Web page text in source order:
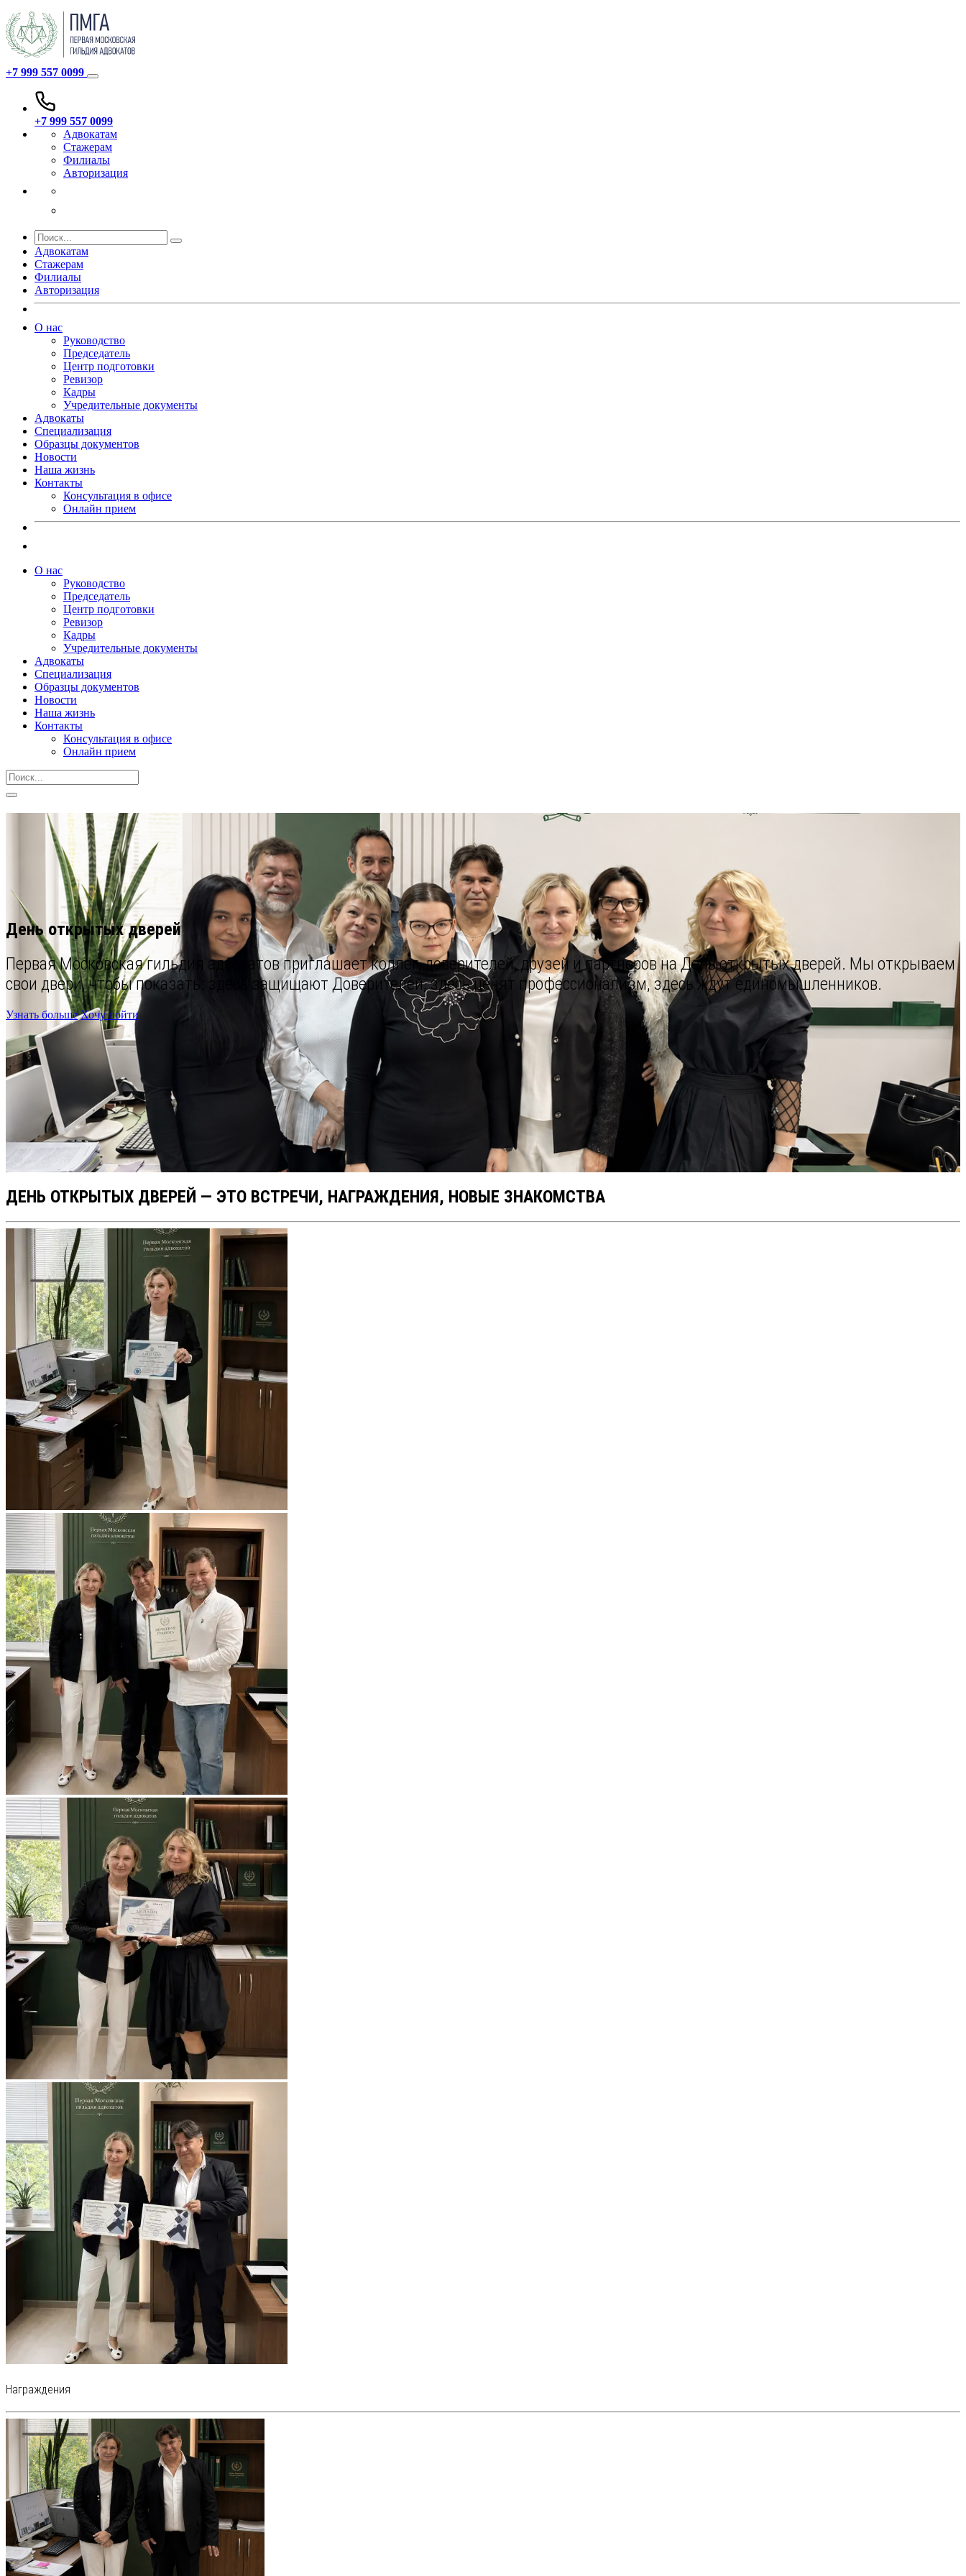
+7 999 557 0099
+7 999 557 0099
Адвокатам
Стажерам
Филиалы
Авторизация
Адвокатам
Стажерам
Филиалы
Авторизация
О нас
Руководство
Председатель
Центр подготовки
Ревизор
Кадры
Учредительные документы
Адвокаты
Специализация
Образцы документов
Новости
Наша жизнь
Контакты
Консультация в офисе
Онлайн прием
О нас
Руководство
Председатель
Центр подготовки
Ревизор
Кадры
Учредительные документы
Адвокаты
Специализация
Образцы документов
Новости
Наша жизнь
Контакты
Консультация в офисе
Онлайн прием
День открытых дверей
Первая Московская гильдия адвокатов приглашает коллег, доверителей, друзей и партнеров на День открытых дверей. Мы открываем
свои двери, чтобы показать: здесь защищают Доверителей, здесь ценят профессионализм, здесь ждут единомышленников.
Узнать больше Хочу пойти
ДЕНЬ ОТКРЫТЫХ ДВЕРЕЙ — ЭТО ВСТРЕЧИ, НАГРАЖДЕНИЯ, НОВЫЕ ЗНАКОМСТВА
Награждения